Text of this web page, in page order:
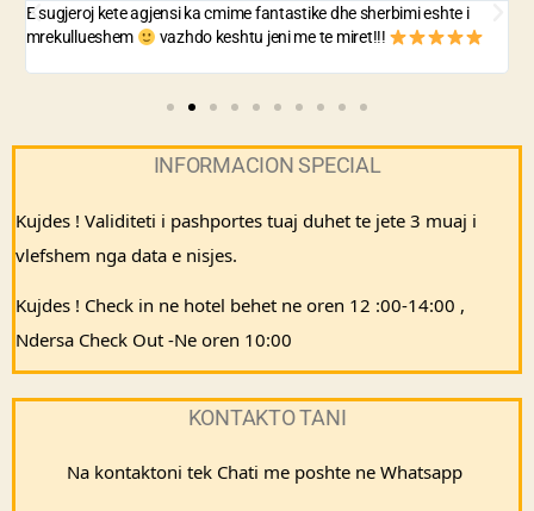
E sugjeroj kete agjensi ka cmime fantastike dhe sherbimi eshte i
mrekullueshem
vazhdo keshtu jeni me te miret!!!
INFORMACION SPECIAL
Kujdes ! Validiteti i pashportes tuaj duhet te jete 3 muaj i
vlefshem nga data e nisjes.
Kujdes ! Check in ne hotel behet ne oren 12 :00-14:00 ,
Ndersa Check Out -Ne oren 10:00
KONTAKTO TANI
Na kontaktoni tek Chati me poshte ne Whatsapp